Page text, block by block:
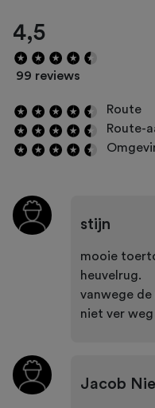
4,5
99 reviews
Route
Route-
stijn
mooie
heuvelrug.
vanwege
niet ver
Jacob